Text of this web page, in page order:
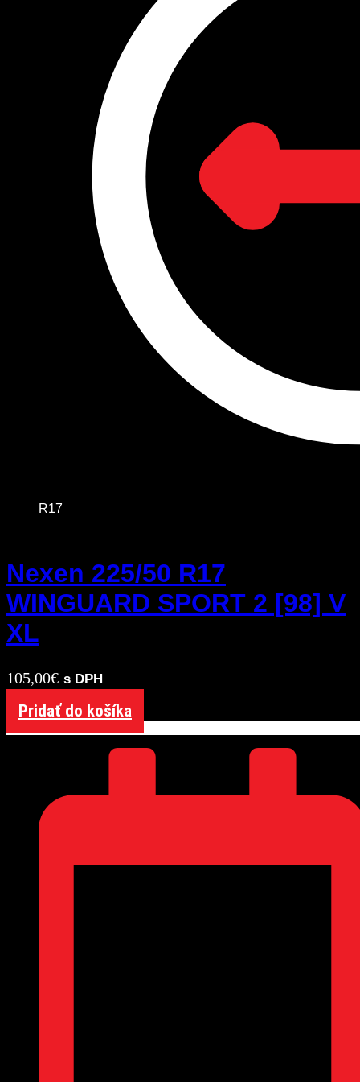
R17
Nexen 225/50 R17
WINGUARD SPORT 2 [98] V
XL
105,00€ s DPH
Pridať do košíka